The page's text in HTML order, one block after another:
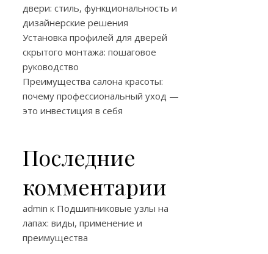
двери: стиль, функциональность и
дизайнерские решения
Установка профилей для дверей
скрытого монтажа: пошаговое
руководство
Преимущества салона красоты:
почему профессиональный уход —
это инвестиция в себя
Последние
комментарии
admin к Подшипниковые узлы на
лапах: виды, применение и
преимущества